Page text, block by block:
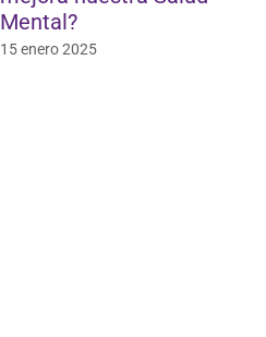
Mental?
15 enero 2025